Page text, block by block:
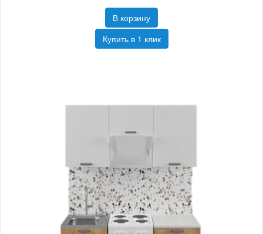
В корзину
Купить в 1 клик